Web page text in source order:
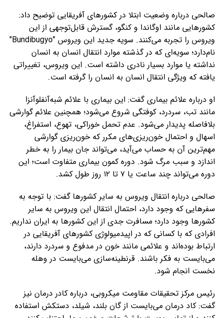
صالحی درباره وضعیت ابتلا در کشورهای آفریقایی توضیح داد:
کشورهایی مانند اوگاندا و کنگو، گسترش قابل‌توجهی از این
ویروس را تجربه می‌کنند. سویه جدید این ویروس "Bundibugyo"
نام‌دارد؛ سویه‌ای که در گذشته موارد انتقال انسان به انسان
نداشته یا موارد بسیار نادری داشته است. این ویروس، تغییراتی
یافته که ویژگی انتقال انسان به انسان را گرفته است.
او درباره علائم بیماری گفت: این بیماری با علائم شبه‌آنفلوآنزا
مانند تب، سردرد، کوفتگی شروع می‌شود؛ همچنین علائم گوارشی
بلافاصله پدیدار می‌شود. عدم تحمل خوراکی، تهوع، استفراغ،
اسهال و احتمال خون‌ریزی‌های مکرر که خون‌ریزی گوارشی
مهم‌ترین آن به حساب می‌آید، می‌تواند جان بیمار را به خطر
اندازد و سبب مرگ شود. دوره کمون بیماری متفاوت است؛ این
دوره می‌تواند چند ساعت یا ۷ تا ۱۲ روز طول کشد.
صالحی درباره انتقال ویروس به سایر کشورها گفت: با توجه به
سفرهایی که وجود دارد، احتمال انتقال این ویروس به سایر
کشورها وجود دارد؛ مسافرت جدی از این کشورها به ایران نداریم.
افرادی که با کسانی که در اپیدمیولوِژی کشورهای آفریقایی در
ارتباط بوده‌اند و علائمی مانند خون در مدفوع و سردرد دارند،
می‌بایست به فکر باشند. قرنطینه‌سازی می‌بایست در وهله
نخست انجام شود.
رئیس مرکز تحقیقات مقاومت میکروبی، درباره کادر درمان نیز
گفت: کاد درمان می‌بایست از گان بلند، شیلد، دستکش استفاده